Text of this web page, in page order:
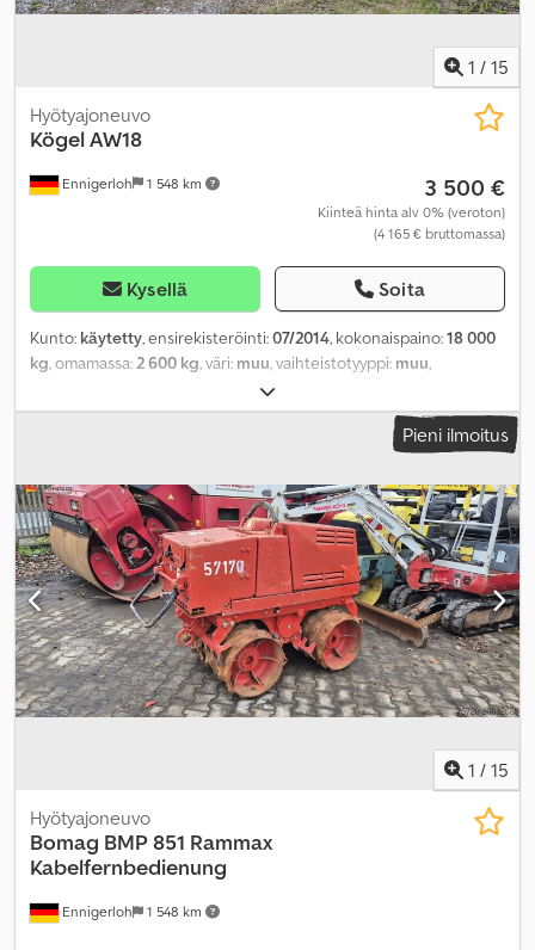
1 / 15
Ennigerloh 1 548 km
Hyötyajoneuvo
KögelAW18
3 500 €
Kiinteä hinta alv 0% (veroton)
(4 165 € bruttomassa)
Kysellä Soita
Kunto: käytetty, ensirekisteröinti:07/2014, kokonaispaino:18 000
kg , omamassa: 2 600 kg , väri: muu , vaihteistotyyppi: muu
, maksimi kuormauspaino:
seuraava tarkastus (TÜV):06/2024, jousitus:muu, renkaan koko:
385/65 R22,5 160J,
Pieni ilmoitus
1 / 15
Ennigerloh 1 548 km
Hyötyajoneuvo
Bomag BMP 851 Rammax
Kabelfernbedienung